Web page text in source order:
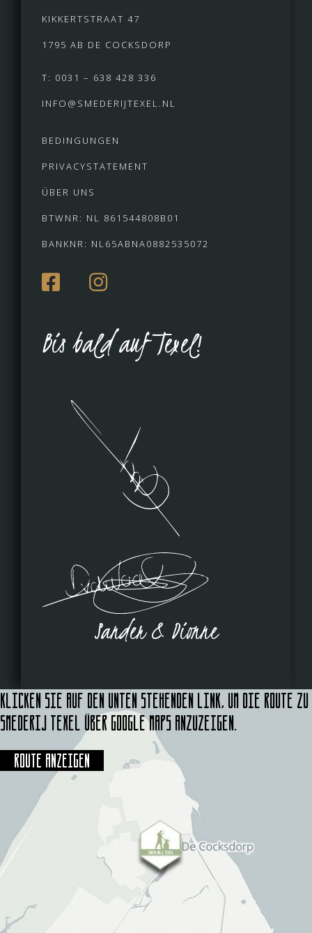
KIKKERTSTRAAT 47
1795 AB DE COCKSDORP
T: 0031 – 638 428 336
INFO@SMEDERIJTEXEL.NL
BEDINGUNGEN
PRIVACYSTATEMENT
ÜBER UNS
BTWNR: NL 861544808B01
BANKNR: NL65ABNA0882535072
Bis bald auf Texel!
Sander & Dionne
Klicken Sie auf den unten stehenden Link, um die Route zu
Smederij Texel über Google Maps anzuzeigen.
Route anzeigen